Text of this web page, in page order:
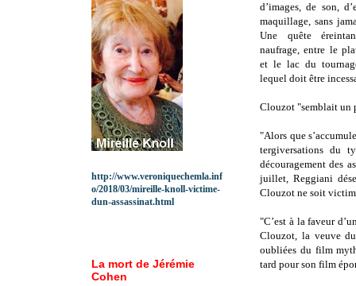
d’images, de son,
maquillage, sans
Une quête
naufrage, entre le
et le lac du
lequel doit être
Clouzot "semblait un
"Alors que
tergiversations du
découragement des
juillet, Reggiani
Clouzot ne soit
"C’est à la faveur
Clouzot, la veuve
oubliées du film
tard pour son film
http://www.veroniquechemla.inf
o/2018/03/mireille-knoll-victime-
dun-assassinat.html
La mort de Jérémie
Cohen